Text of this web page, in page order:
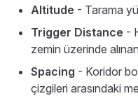
Altitude - Tarama
Trigger Distance -
zemin üzerinde
Spacing - Koridor
çizgileri arasındaki